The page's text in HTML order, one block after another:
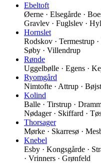
Ebeltoft
Øerne · Elsegårde ·
Gravlev · Fuglslev ·
Hornslet
Rodskov · Termestrup
Søby · Villendrup
Rønde
Uggelbølle · Egens ·
Ryomgård
Nimtofte · Attrup ·
Kolind
Balle · Tirstrup ·
Nødager · Skiffard ·
Thorsager
Mørke · Skarresø ·
Knebel
Esby · Kongsgårde ·
· Vrinners · Grønfeld